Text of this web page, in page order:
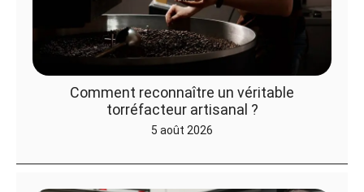
Comment reconnaître un véritable
torréfacteur artisanal ?
5 août 2026